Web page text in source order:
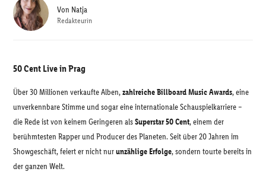
50 Cent Live in Prag
Über 30 Millionen verkaufte Alben,zahlreiche Billboard Music Awards, eine
unverkennbare Stimme und sogar eine internationale Schauspielkarriere –
die Rede ist von keinem Geringeren alsSuperstar 50 Cent, einem der
berühmtesten Rapper und Producer des Planeten. Seit über 20 Jahren im
Showgeschäft, feiert er nicht nurunzählige Erfolge, sondern tourte bereits in
der ganzen Welt.
Von Natja
Redakteurin